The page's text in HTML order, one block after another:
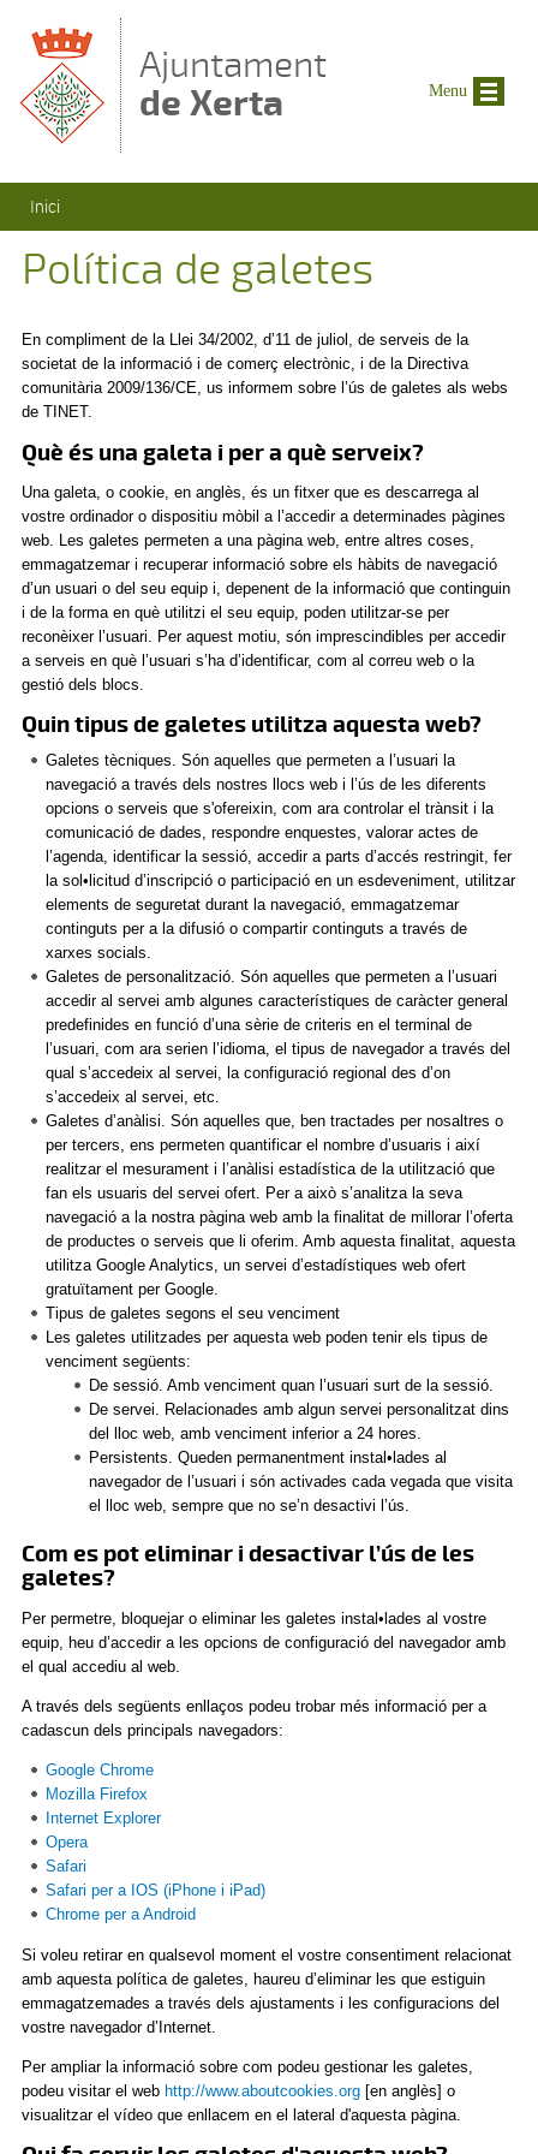
Ajuntament
de Xerta
Esteu aquí
Inici
Política de galetes
En compliment de la Llei 34/2002, d’11 de juliol, de serveis de la
societat de la informació i de comerç electrònic, i de la Directiva
comunitària 2009/136/CE, us informem sobre l’ús de galetes als webs
de TINET.
Què és una galeta i per a què serveix?
Una galeta, o cookie, en anglès, és un fitxer que es descarrega al
vostre ordinador o dispositiu mòbil a l’accedir a determinades pàgines
web. Les galetes permeten a una pàgina web, entre altres coses,
emmagatzemar i recuperar informació sobre els hàbits de navegació
d’un usuari o del seu equip i, depenent de la informació que continguin
i de la forma en què utilitzi el seu equip, poden utilitzar-se per
reconèixer l’usuari. Per aquest motiu, són imprescindibles per accedir
a serveis en què l’usuari s’ha d’identificar, com al correu web o la
gestió dels blocs.
Quin tipus de galetes utilitza aquesta web?
Galetes tècniques. Són aquelles que permeten a l’usuari la
navegació a través dels nostres llocs web i l’ús de les diferents
opcions o serveis que s'ofereixin, com ara controlar el trànsit i la
comunicació de dades, respondre enquestes, valorar actes de
l’agenda, identificar la sessió, accedir a parts d’accés restringit, fer
la sol•licitud d’inscripció o participació en un esdeveniment, utilitzar
elements de seguretat durant la navegació, emmagatzemar
continguts per a la difusió o compartir continguts a través de
xarxes socials.
Galetes de personalització. Són aquelles que permeten a l’usuari
accedir al servei amb algunes característiques de caràcter general
predefinides en funció d’una sèrie de criteris en el terminal de
l’usuari, com ara serien l’idioma, el tipus de navegador a través del
qual s’accedeix al servei, la configuració regional des d’on
s’accedeix al servei, etc.
Galetes d’anàlisi. Són aquelles que, ben tractades per nosaltres o
per tercers, ens permeten quantificar el nombre d’usuaris i així
realitzar el mesurament i l’anàlisi estadística de la utilització que
fan els usuaris del servei ofert. Per a això s’analitza la seva
navegació a la nostra pàgina web amb la finalitat de millorar l’oferta
de productes o serveis que li oferim. Amb aquesta finalitat, aquesta
utilitza Google Analytics, un servei d’estadístiques web ofert
gratuïtament per Google.
Tipus de galetes segons el seu venciment
Les galetes utilitzades per aquesta web poden tenir els tipus de
venciment següents:
De sessió. Amb venciment quan l’usuari surt de la sessió.
De servei. Relacionades amb algun servei personalitzat dins
del lloc web, amb venciment inferior a 24 hores.
Persistents. Queden permanentment instal•lades al
navegador de l’usuari i són activades cada vegada que visita
el lloc web, sempre que no se’n desactivi l’ús.
Com es pot eliminar i desactivar l’ús de les
galetes?
Per permetre, bloquejar o eliminar les galetes instal•lades al vostre
equip, heu d’accedir a les opcions de configuració del navegador amb
el qual accediu al web.
A través dels següents enllaços podeu trobar més informació per a
cadascun dels principals navegadors:
Google Chrome
Mozilla Firefox
Internet Explorer
Opera
Safari
Safari per a IOS (iPhone i iPad)
Chrome per a Android
Si voleu retirar en qualsevol moment el vostre consentiment relacionat
amb aquesta política de galetes, haureu d’eliminar les que estiguin
emmagatzemades a través dels ajustaments i les configuracions del
vostre navegador d’Internet.
Per ampliar la informació sobre com podeu gestionar les galetes,
podeu visitar el webhttp://www.aboutcookies.org[en anglès] o
visualitzar el vídeo que enllacem en el lateral d'aquesta pàgina.
Menu